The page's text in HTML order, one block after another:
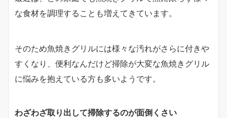
な食材を調理することも増えてきています。
そのため魚焼きグリルには様々な汚れがさらに付きや
すくなり、便利なんだけど掃除が大変な魚焼きグリル
に悩みを抱えている方も多いようです。
わざわざ取り出して掃除するのが面倒くさい